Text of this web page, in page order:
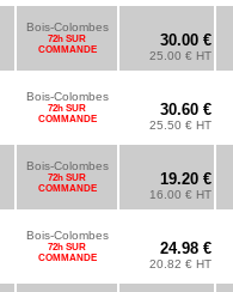
Bois-Colombes
72h SUR
COMMANDE
30.00 €
25.00 € HT
Bois-Colombes
72h SUR
COMMANDE
30.60 €
25.50 € HT
Bois-Colombes
72h SUR
COMMANDE
19.20 €
16.00 € HT
Bois-Colombes
72h SUR
COMMANDE
24.98 €
20.82 € HT